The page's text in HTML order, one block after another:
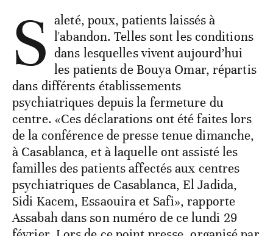
S aleté, poux, patients laissés à
l'abandon. Telles sont les conditions
dans lesquelles vivent aujourd’hui
les patients de Bouya Omar, répartis
dans différents établissements
psychiatriques depuis la fermeture du
centre. «Ces déclarations ont été faites lors
de la conférence de presse tenue dimanche,
à Casablanca, et à laquelle ont assisté les
familles des patients affectés aux centres
psychiatriques de Casablanca, El Jadida,
Sidi Kacem, Essaouira et Safi», rapporte
Assabah dans son numéro de ce lundi 29